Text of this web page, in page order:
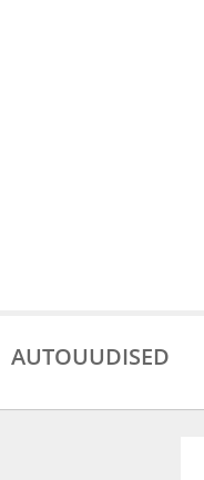
AUTOUUDISED